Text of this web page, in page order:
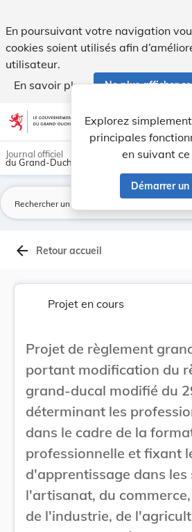
En poursuivant votre navigation
cookies soient utilisés afin
utilisateur.
En savoir plus
Ne plus afficher
Aller au contenu account_circle
Explorez
principales
en suivant
Démarrer
Journal officiel
du Grand-Duché de Luxembourg
arrow_back Retour accueil
Projet en cours
Projet de règlement
portant modification du
grand-ducal modifié du
déterminant les
dans le cadre de la
professionnelle et fixant
d'apprentissage dans les
l'artisanat, du
de l'industrie, de